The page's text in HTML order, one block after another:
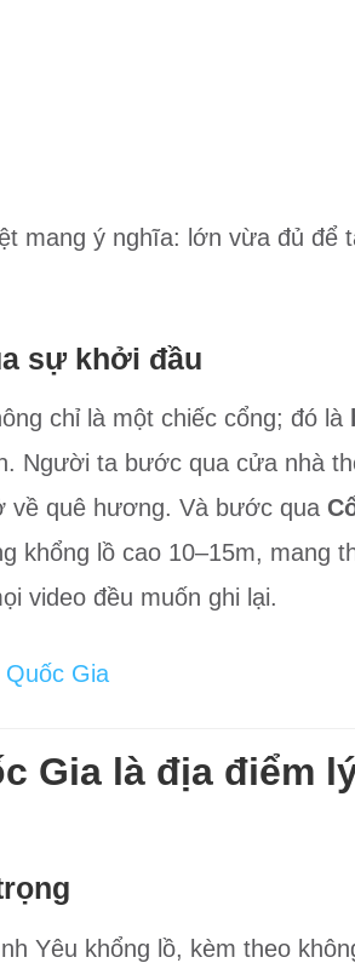
mang ý nghĩa: lớn vừa đủ để
sự khởi đầu
chỉ là một chiếc cổng; đó là
Người ta bước qua cửa nhà
về quê hương. Và bước qua
khổng lồ cao 10–15m, mang
video đều muốn ghi lại.
Gia
Gia là địa điểm
Yêu khổng lồ, kèm theo